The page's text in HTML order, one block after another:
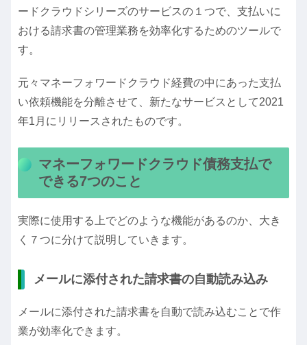
ードクラウドシリーズのサービスの１つで、支払いに
おける請求書の管理業務を効率化するためのツールで
す。
元々マネーフォワードクラウド経費の中にあった支払
い依頼機能を分離させて、新たなサービスとして2021
年1月にリリースされたものです。
マネーフォワードクラウド債務支払で
できる7つのこと
実際に使用する上でどのような機能があるのか、大き
く７つに分けて説明していきます。
メールに添付された請求書の自動読み込み
メールに添付された請求書を自動で読み込むことで作
業が効率化できます。